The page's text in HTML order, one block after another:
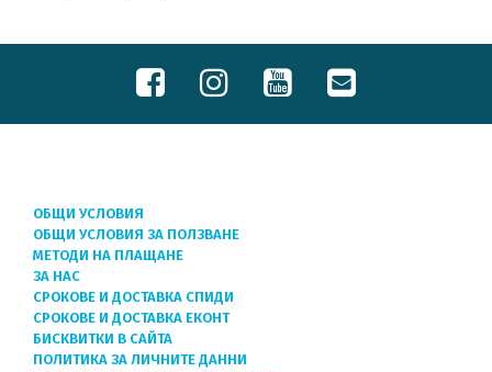
ОБЩИ УСЛОВИЯ
ОБЩИ УСЛОВИЯ ЗА ПОЛЗВАНЕ
МЕТОДИ НА ПЛАЩАНЕ
ЗА НАС
СРОКОВЕ И ДОСТАВКА СПИДИ
СРОКОВЕ И ДОСТАВКА ЕКОНТ
БИСКВИТКИ В САЙТА
ПОЛИТИКА ЗА ЛИЧНИТЕ ДАННИ